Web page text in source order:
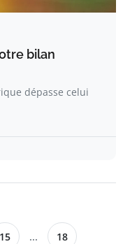
bilan
dépasse celui
15 ... 18